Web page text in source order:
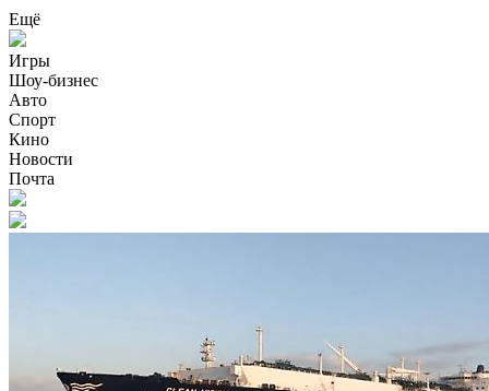
Ещё
Игры
Шоу-бизнес
Авто
Спорт
Кино
Новости
Почта